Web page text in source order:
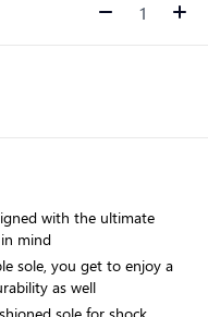
Ποσότητα
with the ultimate
mind
sole, you get to enjoy a
as well